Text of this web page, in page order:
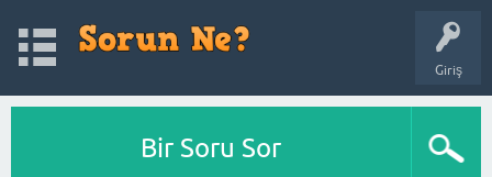
Giriş
Bir Soru Sor